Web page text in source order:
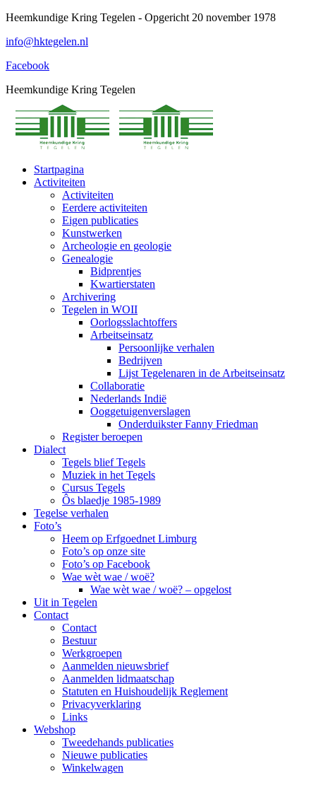
Spring
content
Heemkundige Kring Tegelen - Opgericht 20 november 1978
info@hktegelen.nl
Facebook
Heemkundige Kring Tegelen
Startpagina
Activiteiten
Activiteiten
Eerdere activiteiten
Eigen publicaties
Kunstwerken
Archeologie en geologie
Genealogie
Bidprentjes
Kwartierstaten
Archivering
Tegelen in WOII
Oorlogsslachtoffers
Arbeitseinsatz
Persoonlijke verhalen
Bedrijven
Lijst Tegelenaren in de Arbeitseinsatz
Collaboratie
Nederlands Indië
Ooggetuigenverslagen
Onderduikster Fanny Friedman
Register beroepen
Dialect
Tegels blief Tegels
Muziek in het Tegels
Cursus Tegels
Ôs blaedje 1985-1989
Tegelse verhalen
Foto’s
Heem op Erfgoednet Limburg
Foto’s op onze site
Foto’s op Facebook
Wae wèt wae / woë?
Wae wèt wae / woë? – opgelost
Uit in Tegelen
Contact
Contact
Bestuur
Werkgroepen
Aanmelden nieuwsbrief
Aanmelden lidmaatschap
Statuten en Huishoudelijk Reglement
Privacyverklaring
Links
Webshop
Tweedehands publicaties
Nieuwe publicaties
Winkelwagen